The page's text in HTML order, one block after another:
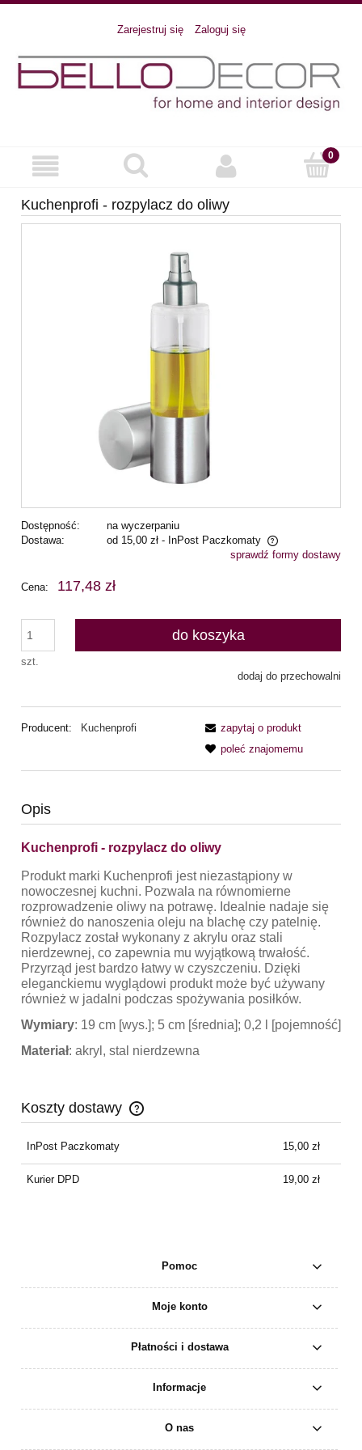
Zarejestruj się Zaloguj się
Kuchenprofi - rozpylacz do oliwy
Dostępność:
na wyczerpaniu
Dostawa:
od 15,00 zł - InPost Paczkomaty
Cena nie zawiera ewentualnych kosztów płatnościsprawdź formy dostawy
Cena: 117,48 zł
szt.
do koszyka
dodaj do przechowalni
Producent: Kuchenprofi
zapytaj o produkt
poleć znajomemu
Opis
Kuchenprofi - rozpylacz do oliwy
Produkt marki Kuchenprofi jest niezastąpiony w
nowoczesnej kuchni. Pozwala na równomierne
rozprowadzenie oliwy na potrawę. Idealnie nadaje się
również do nanoszenia oleju na blachę czy patelnię.
Rozpylacz został wykonany z akrylu oraz stali
nierdzewnej, co zapewnia mu wyjątkową trwałość.
Przyrząd jest bardzo łatwy w czyszczeniu. Dzięki
eleganckiemu wyglądowi produkt może być używany
również w jadalni podczas spożywania posiłków.
Wymiary: 19 cm [wys.]; 5 cm [średnia]; 0,2 l [pojemność]
Materiał: akryl, stal nierdzewna
Koszty dostawy
Cena nie zawiera ewentualnych kosztów płatności
InPost Paczkomaty 15,00 zł
Kurier DPD 19,00 zł
Pomoc
Moje konto
Płatności i dostawa
Informacje
O nas